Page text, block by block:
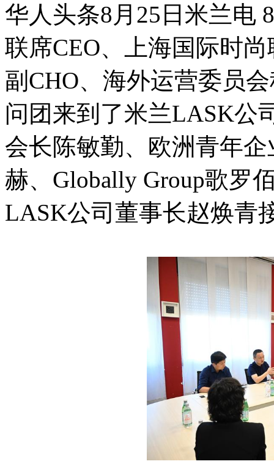
华人头条8月25日米兰电
联席CEO、上海国际时
副CHO、海外运营委员
问团来到了米兰LASK公
会长陈敏勤、欧洲青年
赫、Globally Group歌罗
LASK公司董事长赵焕青